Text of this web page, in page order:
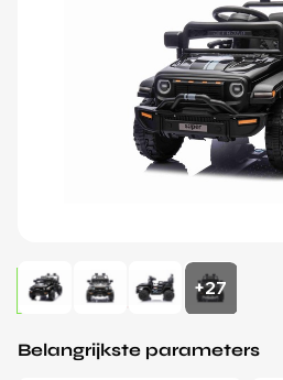
+27
Belangrijkste parameters